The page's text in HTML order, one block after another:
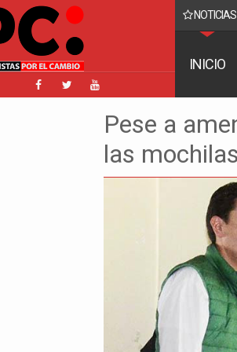
denuncia contra Coaquira
INICIO
Pese a
las mochilas